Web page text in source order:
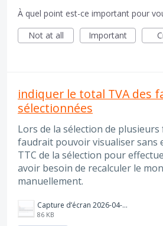
À quel point est-ce important pour
Not at all
Important
indiquer le total TVA des
sélectionnées
Lors de la sélection de
faudrait pouvoir visualiser sans
TTC de la sélection pour
avoir besoin de recalculer le
manuellement.
Capture d’écran 2026-04-17 à 12.49.48.png
86 KB